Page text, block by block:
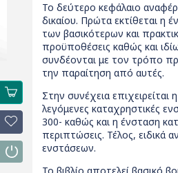
Το δεύτερο κεφάλαιο
δικαίου. Πρώτα εκτίθεται η
των βασικότερων και
προϋποθέσεις καθώς και
συνδέονται με τον τρόπο
την παραίτηση από αυτές.
Στην συνέχεια
λεγόμενες καταχρηστικές
300- καθώς και η ένσταση
περιπτώσεις. Τέλος, ειδικά
ενστάσεων.